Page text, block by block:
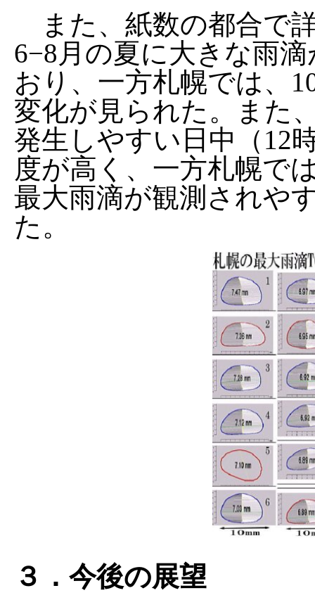
また、紙数の都合で
6−8月の夏に大きな雨
おり、一方札幌では、
変化が見られた。また
発生しやすい日中（12
度が高く、一方札幌で
最大雨滴が観測されや
た。
３．今後の展望